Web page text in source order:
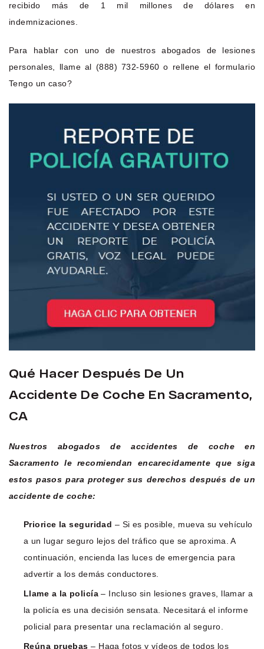
recibido más de 1 mil millones de dólares en
indemnizaciones.
Para hablar con uno de nuestros abogados de lesiones
personales, llame al (888) 732-5960 o rellene el formulario
Tengo un caso?
Qué Hacer Después De Un
Accidente De Coche En Sacramento,
CA
Nuestros abogados de accidentes de coche en
Sacramento le recomiendan encarecidamente que siga
estos pasos para proteger sus derechos después de un
accidente de coche:
Priorice la seguridad – Si es posible, mueva su vehículo
a un lugar seguro lejos del tráfico que se aproxima. A
continuación, encienda las luces de emergencia para
advertir a los demás conductores.
Llame a la policía– Incluso sin lesiones graves, llamar a
la policía es una decisión sensata. Necesitará el informe
policial para presentar una reclamación al seguro.
Reúna pruebas – Haga fotos y vídeos de todos los